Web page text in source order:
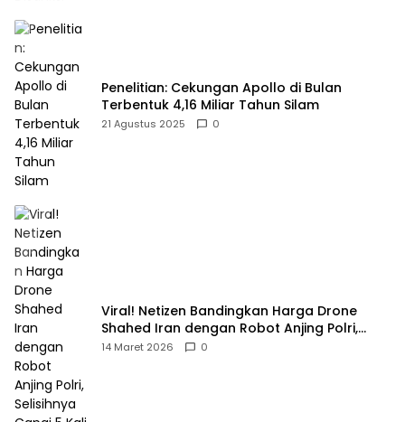
Penelitian: Cekungan Apollo di Bulan
Terbentuk 4,16 Miliar Tahun Silam
21 Agustus 2025 0
Viral! Netizen Bandingkan Harga Drone
Shahed Iran dengan Robot Anjing Polri,
Selisihnya Capai 5 Kali Lipat
14 Maret 2026 0